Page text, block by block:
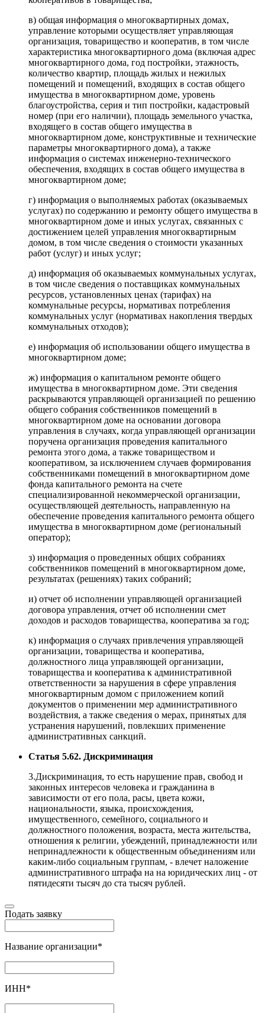
в) общая информация о многоквартирных домах,
управление которыми осуществляет управляющая
организация, товарищество и кооператив, в том числе
характеристика многоквартирного дома (включая адрес
многоквартирного дома, год постройки, этажность,
количество квартир, площадь жилых и нежилых
помещений и помещений, входящих в состав общего
имущества в многоквартирном доме, уровень
благоустройства, серия и тип постройки, кадастровый
номер (при его наличии), площадь земельного участка,
входящего в состав общего имущества в
многоквартирном доме, конструктивные и технические
параметры многоквартирного дома), а также
информация о системах инженерно-технического
обеспечения, входящих в состав общего имущества в
многоквартирном доме;
г) информация о выполняемых работах (оказываемых
услугах) по содержанию и ремонту общего имущества в
многоквартирном доме и иных услугах, связанных с
достижением целей управления многоквартирным
домом, в том числе сведения о стоимости указанных
работ (услуг) и иных услуг;
д) информация об оказываемых коммунальных услугах,
в том числе сведения о поставщиках коммунальных
ресурсов, установленных ценах (тарифах) на
коммунальные ресурсы, нормативах потребления
коммунальных услуг (нормативах накопления твердых
коммунальных отходов);
е) информация об использовании общего имущества в
многоквартирном доме;
ж) информация о капитальном ремонте общего
имущества в многоквартирном доме. Эти сведения
раскрываются управляющей организацией по решению
общего собрания собственников помещений в
многоквартирном доме на основании договора
управления в случаях, когда управляющей организации
поручена организация проведения капитального
ремонта этого дома, а также товариществом и
кооперативом, за исключением случаев формирования
собственниками помещений в многоквартирном доме
фонда капитального ремонта на счете
специализированной некоммерческой организации,
осуществляющей деятельность, направленную на
обеспечение проведения капитального ремонта общего
имущества в многоквартирном доме (региональный
оператор);
з) информация о проведенных общих собраниях
собственников помещений в многоквартирном доме,
результатах (решениях) таких собраний;
и) отчет об исполнении управляющей организацией
договора управления, отчет об исполнении смет
доходов и расходов товарищества, кооператива за год;
к) информация о случаях привлечения управляющей
организации, товарищества и кооператива,
должностного лица управляющей организации,
товарищества и кооператива к административной
ответственности за нарушения в сфере управления
многоквартирным домом с приложением копий
документов о применении мер административного
воздействия, а также сведения о мерах, принятых для
устранения нарушений, повлекших применение
административных санкций.
Статья 5.62. Дискриминация
3.Дискриминация, то есть нарушение прав, свобод и
законных интересов человека и гражданина в
зависимости от его пола, расы, цвета кожи,
национальности, языка, происхождения,
имущественного, семейного, социального и
должностного положения, возраста, места жительства,
отношения к религии, убеждений, принадлежности или
непринадлежности к общественным объединениям или
каким-либо социальным группам, - влечет наложение
административного штрафа на на юридических лиц - от
пятидесяти тысяч до ста тысяч рублей.
Подать заявку
Название организации*
ИНН*